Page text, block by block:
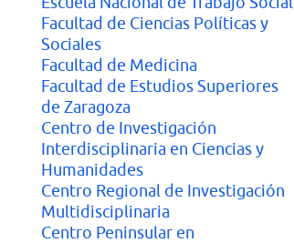
Facultad de Ciencias Políticas y
Sociales
Facultad de Medicina
Facultad de Estudios Superiores
de Zaragoza
Centro de Investigación
Interdisciplinaria en Ciencias y
Humanidades
Centro Regional de Investigación
Multidisciplinaria
Centro Peninsular en